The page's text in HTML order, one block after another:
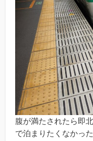
腹が満たされたら即
で泊まりたくなかっ